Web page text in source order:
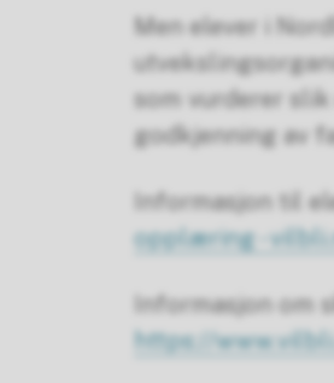
Men elever i
som vurderer
godkjenning av
Informasjon til
opplæring -
Informasjon om
https://